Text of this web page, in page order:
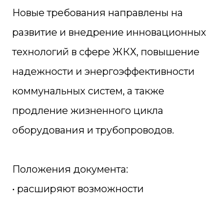
Новые требования направлены на
развитие и внедрение инновационных
технологий в сфере ЖКХ, повышение
надежности и энергоэффективности
коммунальных систем, а также
продление жизненного цикла
оборудования и трубопроводов.
Положения документа:
• расширяют возможности